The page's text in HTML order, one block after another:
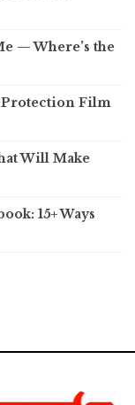
— Where’s the
Protection Film
Will Make
15+ Ways